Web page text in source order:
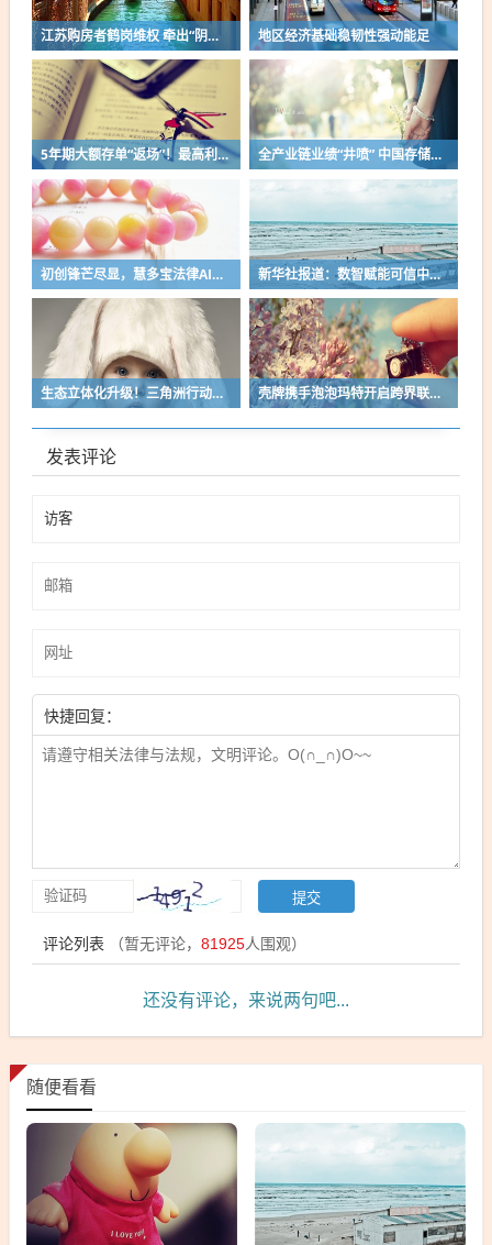
江苏购房者鹤岗维权 牵出“阴阳合同”疑云 地区经济基础稳韧性强动能足
5年期大额存单“返场”！最高利率1.8%，买前关注这四点 全产业链业绩“井喷” 中国存储与半导体行业迎来从“跟跑”到“伴跑”历史机遇
初创锋芒尽显，慧多宝法律AI成立未满三年两度拿下 WAIC 赛事一等奖 新华社报道：数智赋能可信中医 谷医堂探索健康管理新路径
生态立体化升级！三角洲行动以交易与电竞双轮驱动行业新范式 壳牌携手泡泡玛特开启跨界联名，打造“快乐出发”出行新体验
发表评论
快捷回复：
评论列表 （暂无评论， 81925人围观）
还没有评论，来说两句吧...
随便看看